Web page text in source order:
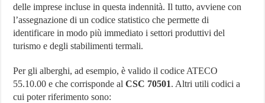
delle imprese incluse in questa indennità. Il tutto, avviene con
l’assegnazione di un codice statistico che permette di
identificare in modo più immediato i settori produttivi del
turismo e degli stabilimenti termali.
Per gli alberghi, ad esempio, è valido il codice ATECO
55.10.00 e che corrisponde al CSC 70501. Altri utili codici a
cui poter riferimento sono: